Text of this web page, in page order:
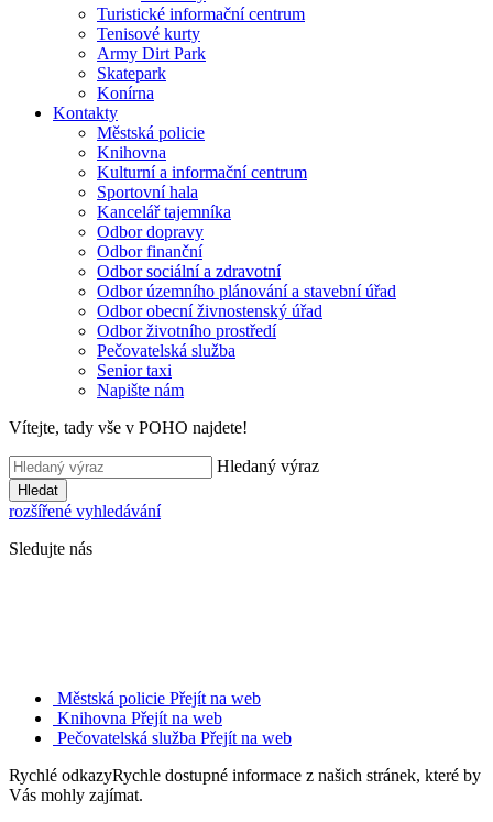
Turistické informační centrum
Tenisové kurty
Army Dirt Park
Skatepark
Konírna
Kontakty
Městská policie
Knihovna
Kulturní a informační centrum
Sportovní hala
Kancelář tajemníka
Odbor dopravy
Odbor finanční
Odbor sociální a zdravotní
Odbor územního plánování a stavební úřad
Odbor obecní živnostenský úřad
Odbor životního prostředí
Pečovatelská služba
Senior taxi
Napište nám
Vítejte, tady vše v POHO najdete!
Hledaný výraz
Hledat
rozšířené vyhledávání
Sledujte nás
Městská policie Přejít na web
Knihovna Přejít na web
Pečovatelská služba Přejít na web
Rychlé odkazyRychle dostupné informace z našich stránek, které by
Vás mohly zajímat.